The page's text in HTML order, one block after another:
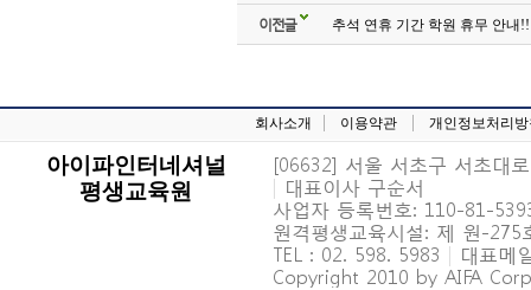
이전글 추석 연휴 기간 학원 휴무 안내
회사소개 이용약관 개인정보처리
아이파인터네셔널
평생교육원
[06632] 서울 서초구 서초대
| 대표이사 구순서
사업자 등록번호: 110-81-
원격평생교육시설: 제 원-
TEL : 02. 598. 5983 | 대표메
Copyright 2010 by AIFA